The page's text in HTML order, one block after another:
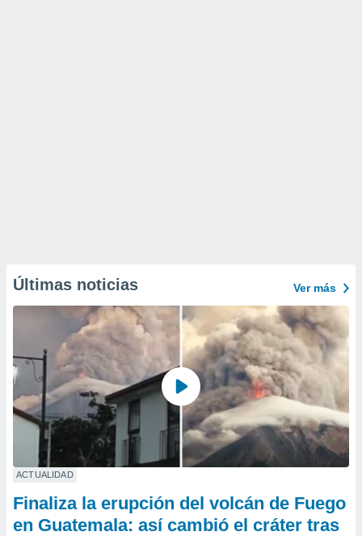
Últimas noticias Ver más
ACTUALIDAD
Finaliza la erupción del volcán de Fuego
en Guatemala: así cambió el cráter tras